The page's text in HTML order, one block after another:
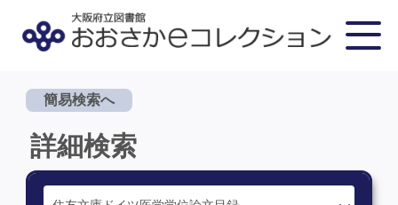
簡易検索へ
詳細検索